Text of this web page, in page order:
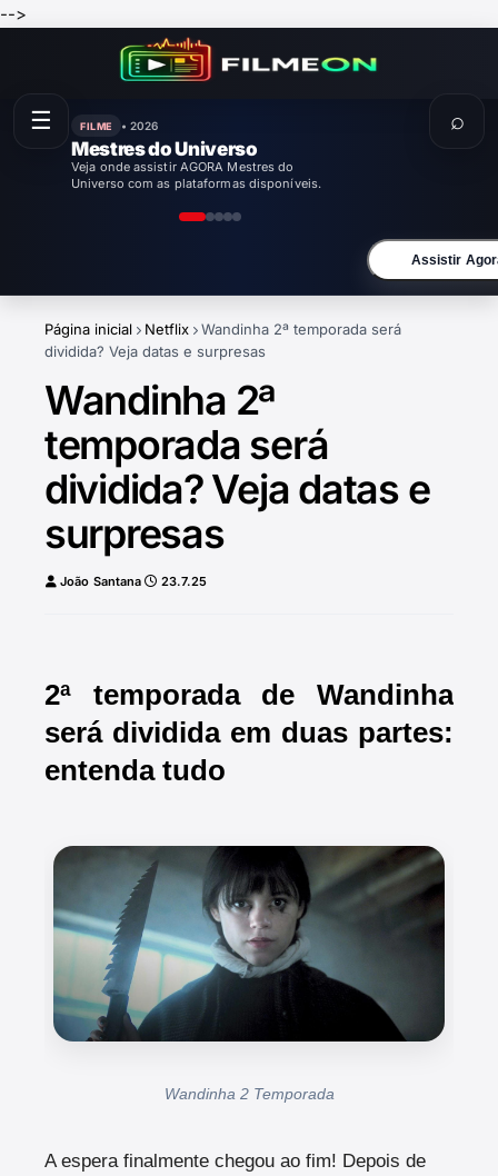
-->
FILME • 2026
Enola Holmes 3
Veja onde assistir AGORA Enola Holmes 3
com as plataformas disponíveis.
Assistir
Página inicial Netflix
Wandinha 2ª temporada será
dividida? Veja datas e surpresas
Wandinha 2ª
temporada será
dividida? Veja datas e
surpresas
João Santana 23.7.25
2ª temporada de Wandinha
será dividida em duas partes:
entenda tudo
Wandinha 2 Temporada
A espera finalmente chegou ao fim! Depois de
☰ ⌕